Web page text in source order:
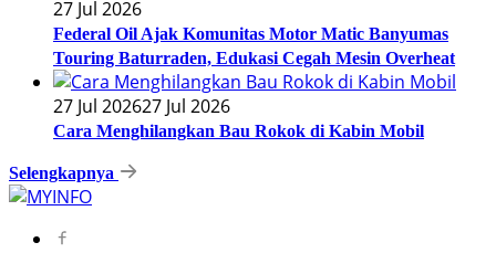
27 Jul 2026
Federal Oil Ajak Komunitas Motor Matic Banyumas
Touring Baturraden, Edukasi Cegah Mesin Overheat
27 Jul 202627 Jul 2026
Cara Menghilangkan Bau Rokok di Kabin Mobil
Selengkapnya